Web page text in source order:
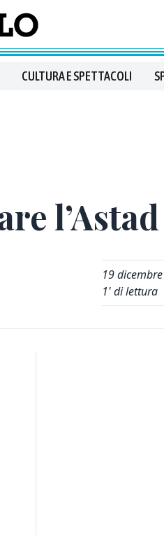
CULTURA E SPETTACOLI
l’Astad
19
1' di lettura